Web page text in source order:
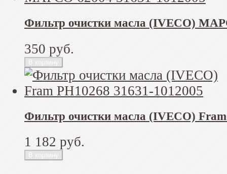
Фильтр очистки масла (IVECO)
350 руб.
Фильтр очистки масла (IVECO)
1 182 руб.